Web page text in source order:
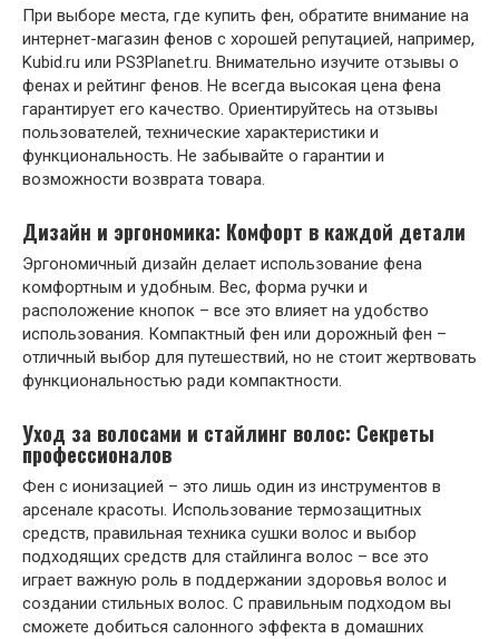
При выборе места, где купить фен, обратите внимание на
интернет-магазин фенов с хорошей репутацией, например,
Kubid.ru или PS3Planet.ru. Внимательно изучите отзывы о
фенах и рейтинг фенов. Не всегда высокая цена фена
гарантирует его качество. Ориентируйтесь на отзывы
пользователей, технические характеристики и
функциональность. Не забывайте о гарантии и
возможности возврата товара.
Дизайн и эргономика: Комфорт в каждой детали
Эргономичный дизайн делает использование фена
комфортным и удобным. Вес, форма ручки и
расположение кнопок – все это влияет на удобство
использования. Компактный фен или дорожный фен –
отличный выбор для путешествий, но не стоит жертвовать
функциональностью ради компактности.
Уход за волосами и стайлинг волос: Секреты
профессионалов
Фен с ионизацией – это лишь один из инструментов в
арсенале красоты. Использование термозащитных
средств, правильная техника сушки волос и выбор
подходящих средств для стайлинга волос – все это
играет важную роль в поддержании здоровья волос и
создании стильных волос. С правильным подходом вы
сможете добиться салонного эффекта в домашних